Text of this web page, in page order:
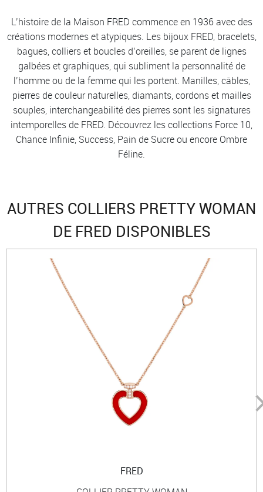
L’histoire de la Maison FRED commence en 1936 avec des
créations modernes et atypiques. Les bijoux FRED, bracelets,
bagues, colliers et boucles d’oreilles, se parent de lignes
galbées et graphiques, qui subliment la personnalité de
l’homme ou de la femme qui les portent. Manilles, câbles,
pierres de couleur naturelles, diamants, cordons et mailles
souples, interchangeabilité des pierres sont les signatures
intemporelles de FRED. Découvrez les collections Force 10,
Chance Infinie, Success, Pain de Sucre ou encore Ombre
Féline.
AUTRES COLLIERS PRETTY WOMAN
DE FRED DISPONIBLES
FRED